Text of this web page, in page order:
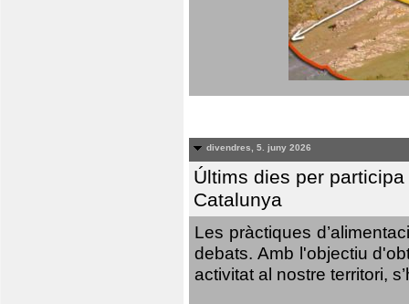
divendres, 5. juny 2026
Últims dies per
Catalunya
Les pràctiques
debats. Amb l'objectiu
activitat al nostre territori,